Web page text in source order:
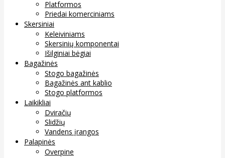
Platformos
Priedai komerciniams
Skersiniai
Keleiviniams
Skersinių komponentai
Išilginiai bėgiai
Bagažinės
Stogo bagažinės
Bagažinės ant kablio
Stogo platformos
Laikikliai
Dviračių
Slidžių
Vandens įrangos
Palapinės
Overpine